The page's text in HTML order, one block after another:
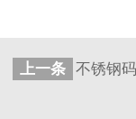
上一条